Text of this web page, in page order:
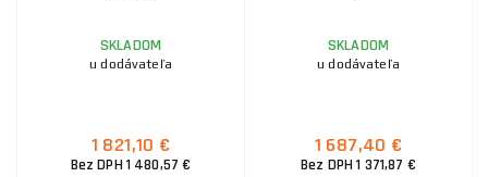
SKLADOM
u dodávateľa
1 821,10 €
Bez DPH 1 480,57 €
SKLADOM
u dodávateľa
1 687,40 €
Bez DPH 1 371,87 €